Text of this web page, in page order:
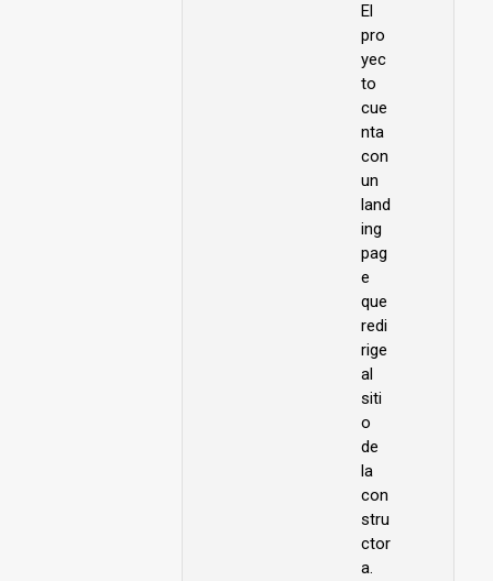
El
pro
yec
to
cue
nta
con
un
land
ing
pag
e
que
redi
rige
al
siti
o
de
la
con
stru
ctor
a.